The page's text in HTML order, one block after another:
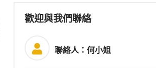
歡迎與我們聯絡
聯絡人：何小姐